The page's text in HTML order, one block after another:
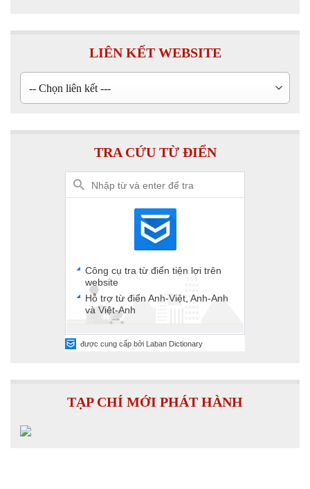
LIÊN KẾT WEBSITE
TRA CỨU TỪ ĐIỂN
TẠP CHÍ MỚI PHÁT HÀNH